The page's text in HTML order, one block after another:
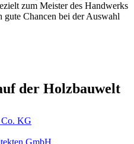
zum Meister des Handwerks
Chancen bei der Auswahl
der Holzbauwelt